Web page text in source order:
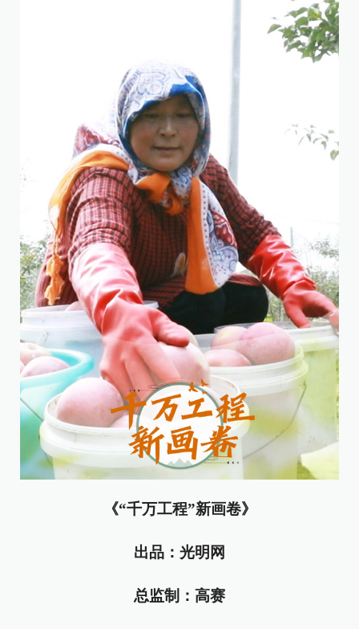
《“千万工程”新画卷》
出品：光明网
总监制：高赛